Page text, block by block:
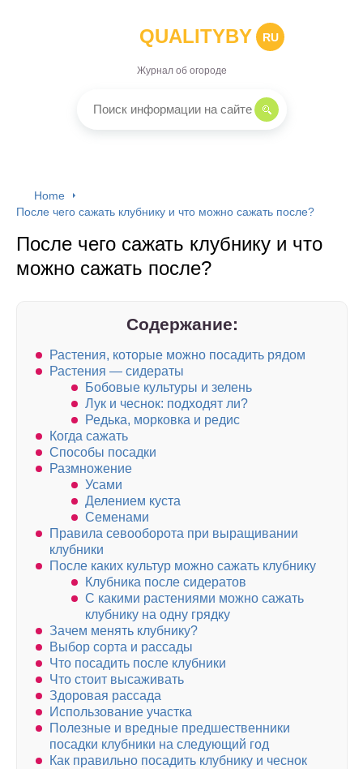
QUALITYBY RU
Журнал об огороде
Home
После чего сажать клубнику и что можно сажать после?
После чего сажать клубнику и что
можно сажать после?
Содержание:
Растения, которые можно посадить рядом
Растения — сидераты
Бобовые культуры и зелень
Лук и чеснок: подходят ли?
Редька, морковка и редис
Когда сажать
Способы посадки
Размножение
Усами
Делением куста
Семенами
Правила севооборота при выращивании
клубники
После каких культур можно сажать клубнику
Клубника после сидератов
С какими растениями можно сажать
клубнику на одну грядку
Зачем менять клубнику?
Выбор сорта и рассады
Что посадить после клубники
Что стоит высаживать
Здоровая рассада
Использование участка
Полезные и вредные предшественники
посадки клубники на следующий год
Как правильно посадить клубнику и чеснок